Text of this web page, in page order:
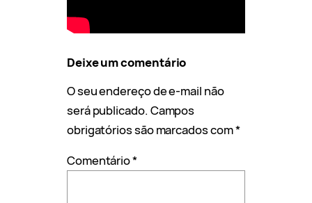
Deixe um comentário
O seu endereço de e-mail não
será publicado. Campos
obrigatórios são marcados com*
Comentário*